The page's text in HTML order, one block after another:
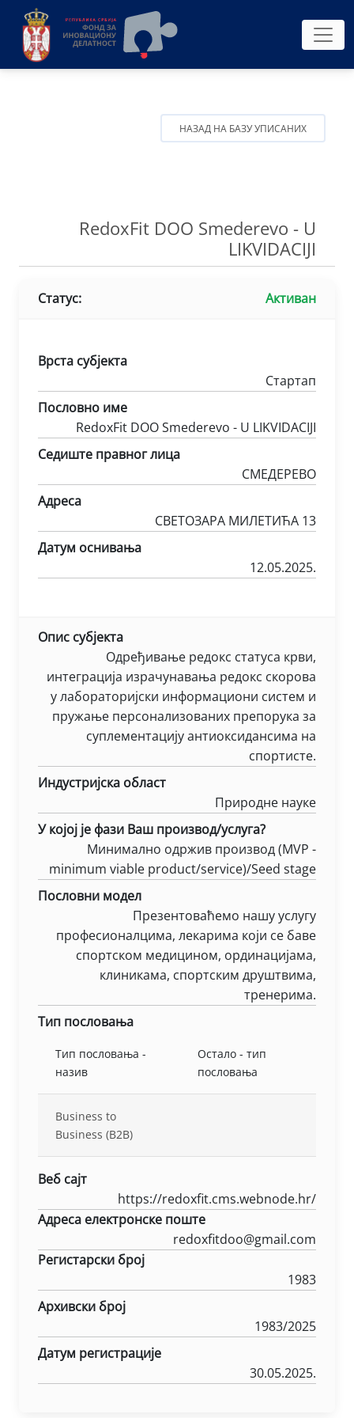
НАЗАД НА БАЗУ УПИСАНИХ
RedoxFit DOO Smederevo - U
LIKVIDACIJI
Статус: Активан
Врста субјекта
Стартап
Пословно име
RedoxFit DOO Smederevo - U LIKVIDACIJI
Седиште правног лица
СМЕДЕРЕВО
Адреса
СВЕТОЗАРА МИЛЕТИЋА 13
Датум оснивања
12.05.2025.
Опис субјекта
Одређивање редокс статуса крви,
интеграција израчунавања редокс скорова
у лабораторијски информациони систем и
пружање персонализованих препорука за
суплементацију антиоксидансима на
спортисте.
Индустријска област
Природне науке
У којој је фази Ваш производ/услуга?
Минимално одржив производ (MVP -
minimum viable product/service)/Seed stage
Пословни модел
Презентоваћемо нашу услугу
професионалцима, лекарима који се баве
спортском медицином, ординацијама,
клиникама, спортским друштвима,
тренерима.
Тип пословања
Тип пословања -
назив
Остало - тип
пословања
Business to
Business (B2B)
Веб сајт
https://redoxfit.cms.webnode.hr/
Адреса електронске поште
redoxfitdoo@gmail.com
Регистарски број
1983
Архивски број
1983/2025
Датум регистрације
30.05.2025.